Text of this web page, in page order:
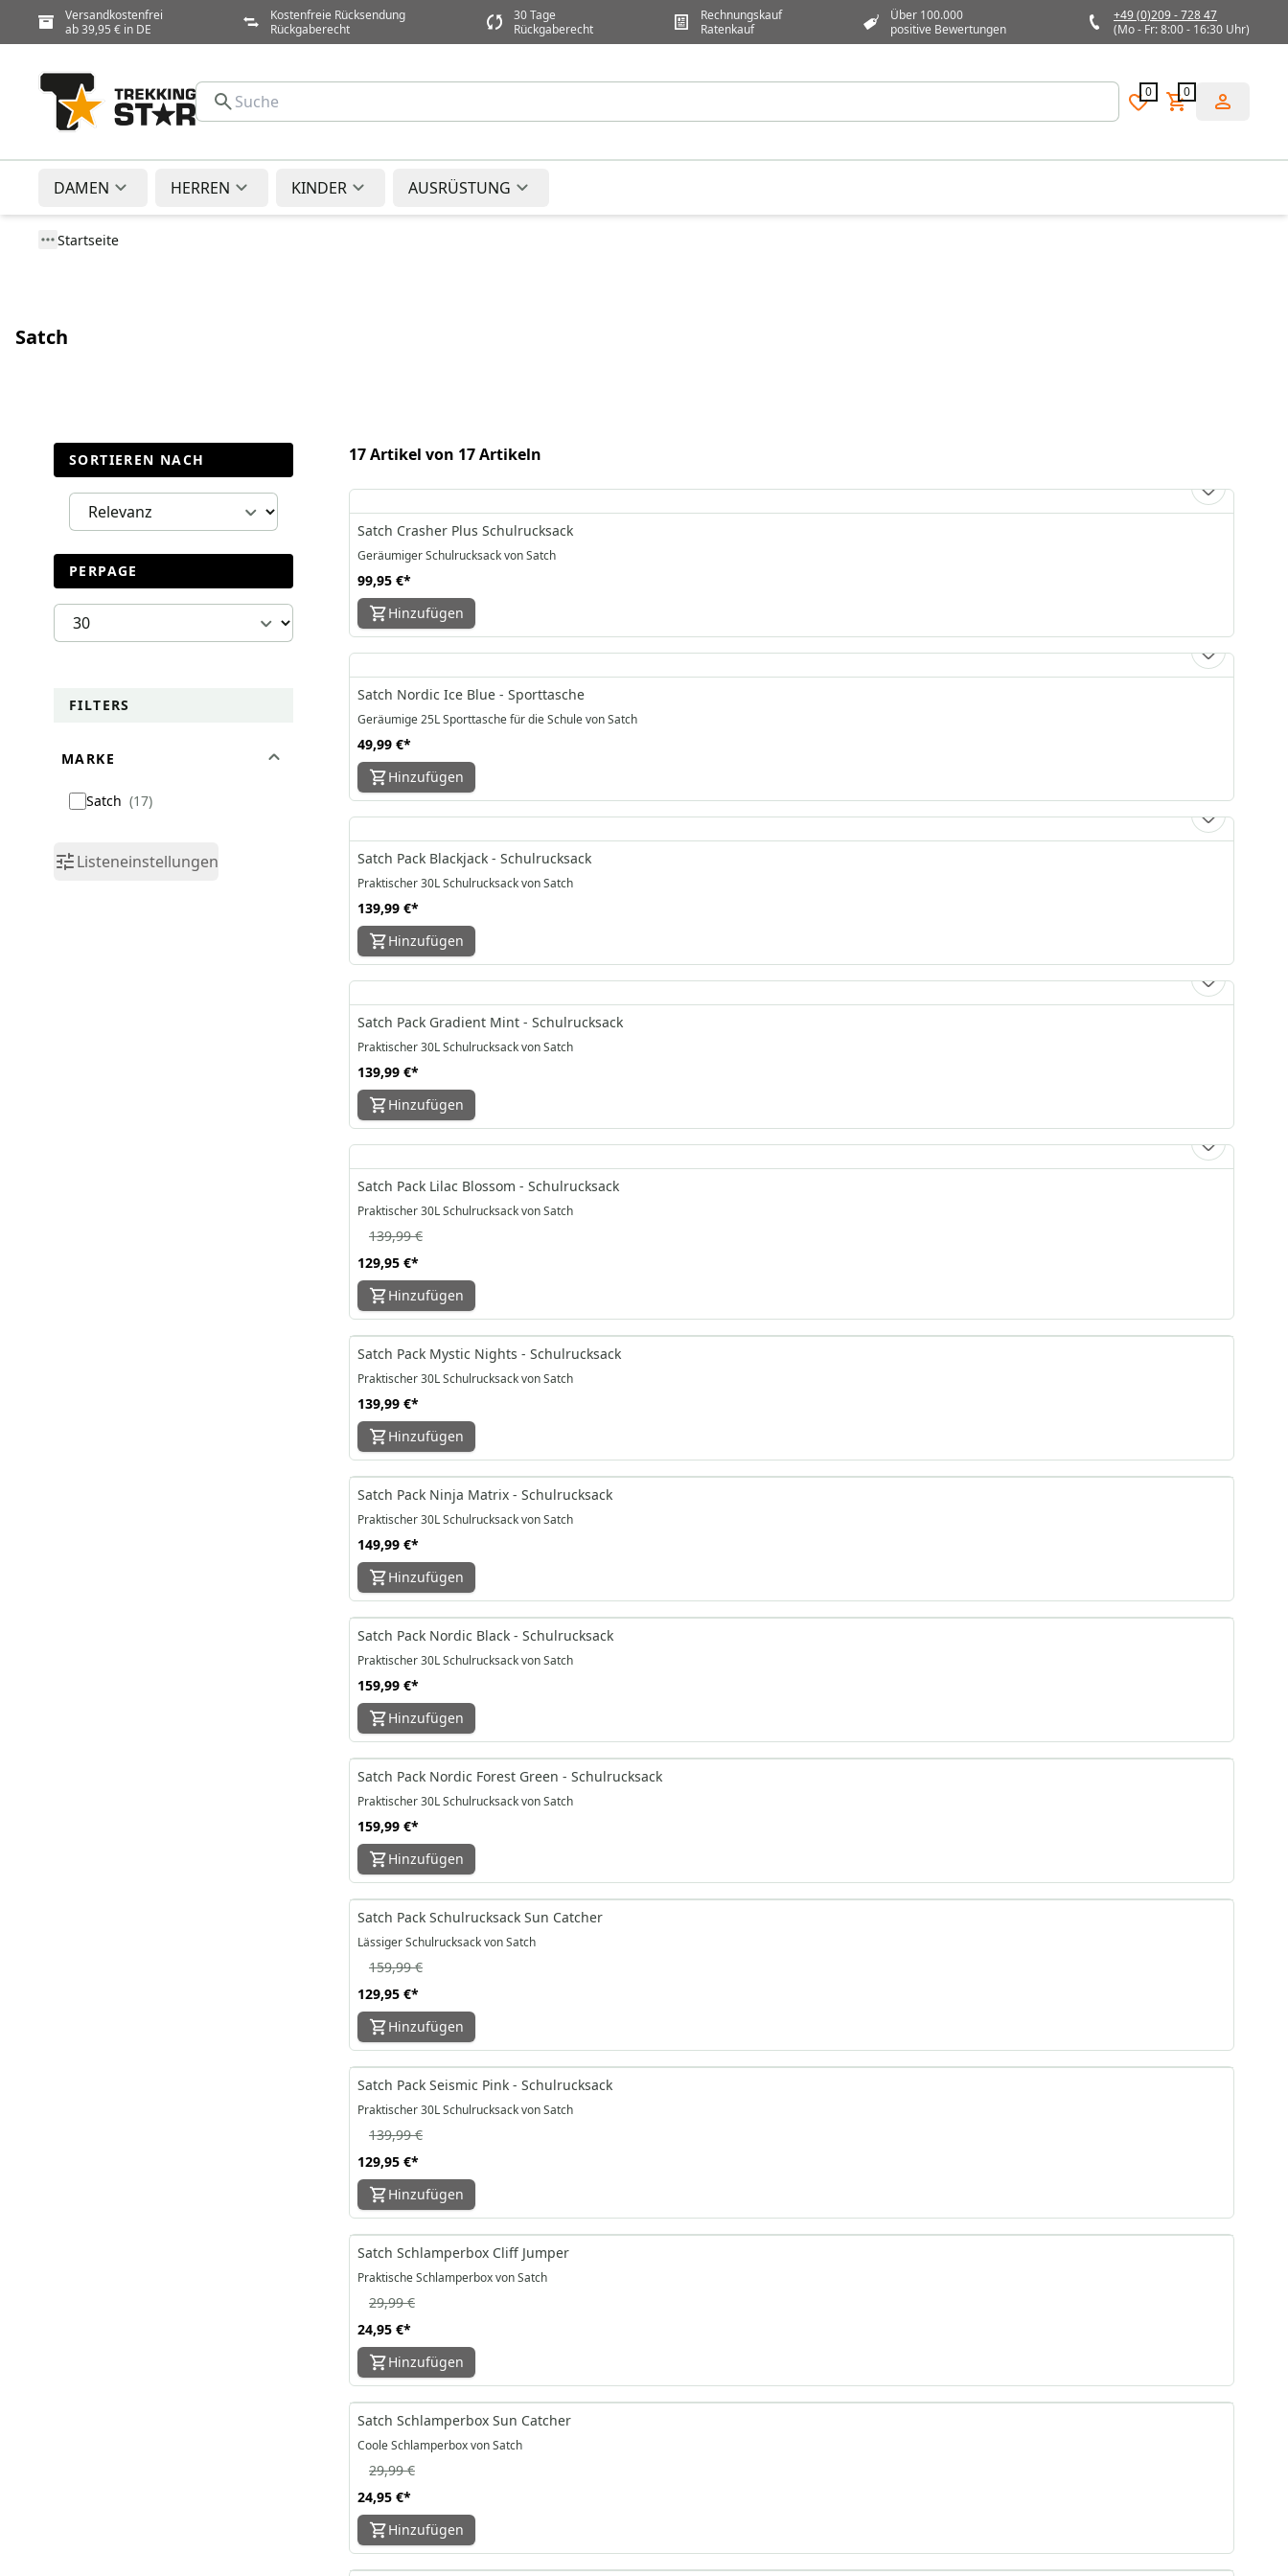
Versandkostenfrei
ab 39,95 € in DE
Kostenfreie Rücksendung
Rückgaberecht
30 Tage
Rückgaberecht
Rechnungskauf
Ratenkauf
Über 100.000
positive Bewertungen
+49 (0)209 - 728 47
(Mo - Fr: 8:00 - 16:30 Uhr)
0 0
DAMEN HERREN KINDER AUSRÜSTUNG
Startseite
Satch
SORTIEREN NACH
PERPAGE
FILTERS
MARKE
Satch 17
Listeneinstellungen
17 Artikel von 17 Artikeln
Satch Crasher Plus Schulrucksack
Geräumiger Schulrucksack von Satch
99,95 €*
Hinzufügen
Satch Nordic Ice Blue - Sporttasche
Geräumige 25L Sporttasche für die Schule von Satch
49,99 €*
Hinzufügen
Satch Pack Blackjack - Schulrucksack
Praktischer 30L Schulrucksack von Satch
139,99 €*
Hinzufügen
Satch Pack Gradient Mint - Schulrucksack
Praktischer 30L Schulrucksack von Satch
139,99 €*
Hinzufügen
Satch Pack Lilac Blossom - Schulrucksack
Praktischer 30L Schulrucksack von Satch
129,95 €*
139,99 €
Hinzufügen
Satch Pack Mystic Nights - Schulrucksack
Praktischer 30L Schulrucksack von Satch
139,99 €*
Hinzufügen
Satch Pack Ninja Matrix - Schulrucksack
Praktischer 30L Schulrucksack von Satch
149,99 €*
Hinzufügen
Satch Pack Nordic Black - Schulrucksack
Praktischer 30L Schulrucksack von Satch
159,99 €*
Hinzufügen
Satch Pack Nordic Forest Green - Schulrucksack
Praktischer 30L Schulrucksack von Satch
159,99 €*
Hinzufügen
-19%
Satch Pack Schulrucksack Sun Catcher
Lässiger Schulrucksack von Satch
129,95 €*
159,99 €
Hinzufügen
Satch Pack Seismic Pink - Schulrucksack
Praktischer 30L Schulrucksack von Satch
129,95 €*
139,99 €
Hinzufügen
-17%
Satch Schlamperbox Cliff Jumper
Praktische Schlamperbox von Satch
24,95 €*
29,99 €
Hinzufügen
-17%
Satch Schlamperbox Sun Catcher
Coole Schlamperbox von Satch
24,95 €*
29,99 €
Hinzufügen